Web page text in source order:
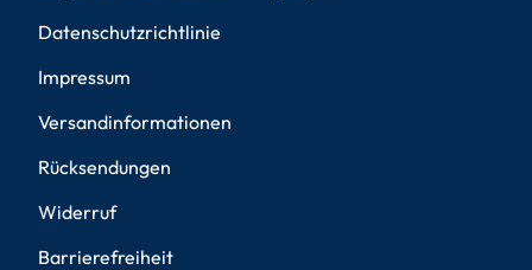
Datenschutzrichtlinie
Impressum
Versandinformationen
Rücksendungen
Widerruf
Barrierefreiheit